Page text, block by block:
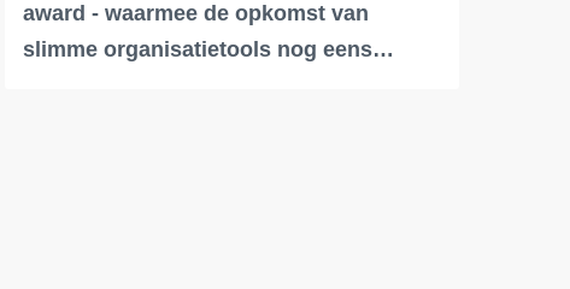
award - waarmee de opkomst van
slimme organisatietools nog eens…